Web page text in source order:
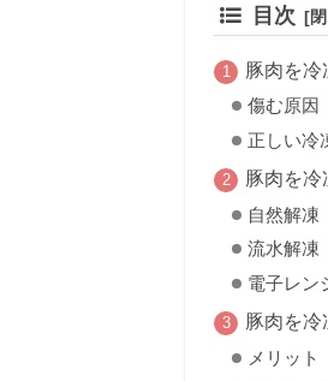
目次
豚肉を冷
傷む原因
正しい冷
豚肉を冷
自然解凍
流水解凍
電子レン
豚肉を冷
メリット